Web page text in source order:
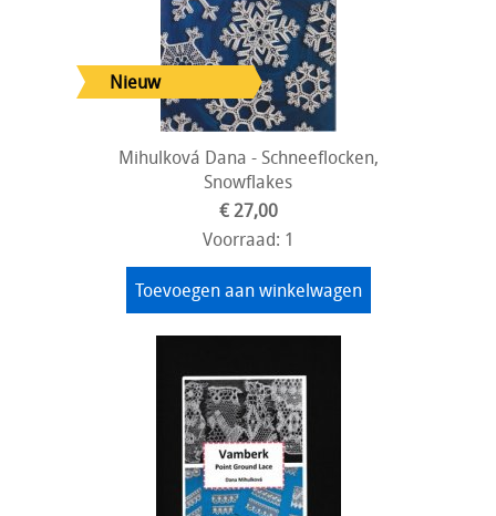
Mihulková Dana - Schneeflocken,
Snowflakes
€ 27,00
Voorraad: 1
Toevoegen aan winkelwagen